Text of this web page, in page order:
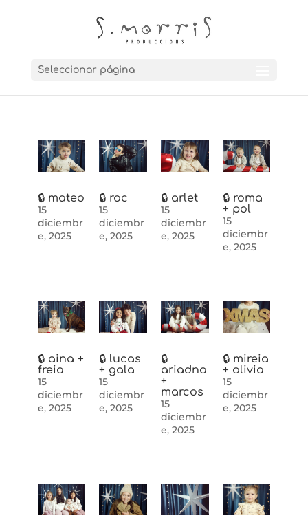
Seleccionar página
🔒 mateo
15
diciembr
e, 2025
🔒 roc
15
diciembr
e, 2025
🔒 arlet
15
diciembr
e, 2025
🔒 roma
+ pol
15
diciembr
e, 2025
🔒 aina +
freia
15
diciembr
e, 2025
🔒 lucas
+ gala
15
diciembr
e, 2025
🔒
ariadna
+
marcos
15
diciembr
e, 2025
🔒 mireia
+ olivia
15
diciembr
e, 2025